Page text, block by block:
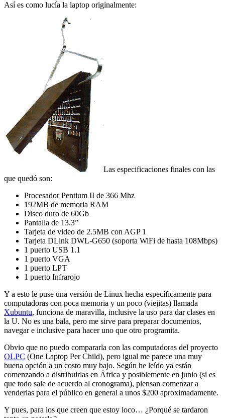
Así es como lucía la laptop originalmente:
Las especificaciones finales con las
que quedó son:
Procesador Pentium II de 366 Mhz
192MB de memoria RAM
Disco duro de 60Gb
Pantalla de 13.3”
Tarjeta de video de 2.5MB con AGP 1
Tarjeta DLink DWL-G650 (soporta WiFi de hasta 108Mbps)
1 puerto USB 1.1
1 puerto VGA
1 puerto LPT
1 puerto Infrarojo
Y a esto le puse una versión de Linux hecha específicamente para
computadoras con poca memoria y un poco (viejitas) llamada
Xubuntu, funciona de maravilla, inclusive la uso para dar clases en
la U. No es una bala, pero me sirve para preparar documentos,
navegar e inclusive para hacer uno que otro programita.
Obvio que no puedo compararla con las computadoras del proyecto
OLPC (One Laptop Per Child), pero igual me parece una muy
buena opción a un costo muy bajo. Según he leído ya están
comenzando a distribuirlas en África y posiblemente en junio (si es
que todo sale de acuerdo al cronograma), piensan comenzar a
venderlas para el público en general a unos $200 aproximadamente.
Y pues, para los que creen que estoy loco… ¿Porqué se tardaron